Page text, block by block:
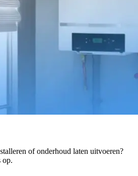
of onderhoud laten uitvoeren?
op.